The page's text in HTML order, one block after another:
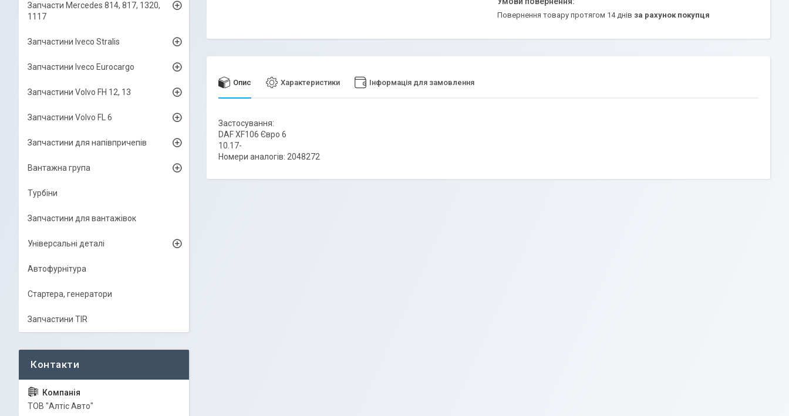
повернення товару протягом 14 днів за рахунок покупця
Опис Характеристики Інформація для замовлення
Застосування:
DAF XF106 Євро 6
10.17-
Номери аналогів: 2048272
Запчасти Mercedes 814, 817, 1320,
1117
Запчастини Iveco Stralis
Запчастини Iveco Eurocargo
Запчастини Volvo FH 12, 13
Запчастини Volvo FL 6
Запчастини для напівпричепів
Вантажна група
Турбіни
Запчастини для вантажівок
Універсальні деталі
Автофурнітура
Стартера, генератори
Запчастини TIR
ТОВ "Алтіс Авто"